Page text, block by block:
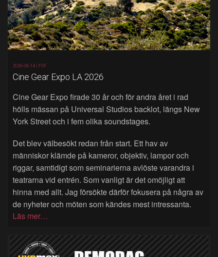
2026-06-14 | FSF
Cine Gear Expo LA 2026
Cine Gear Expo firade 30 år och för andra året i rad
hölls mässan på Universal Studios backlot, längs New
York Street och i fem olika soundstages.
Det blev välbesökt redan från start. Ett hav av
människor klämde på kameror, objektiv, lampor och
riggar, samtidigt som seminarierna avlöste varandra i
teatrarna vid entrén. Som vanligt är det omöjligt att
hinna med allt. Jag försökte därför fokusera på några av
de nyheter och möten som kändes mest intressanta.
Läs mer…